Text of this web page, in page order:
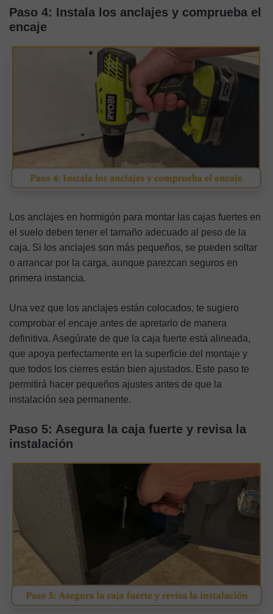
Paso 4: Instala los anclajes y comprueba el
encaje
Los anclajes en hormigón para montar las cajas fuertes en
el suelo deben tener el tamaño adecuado al peso de la
caja. Si los anclajes son más pequeños, se pueden soltar
o arrancar por la carga, aunque parezcan seguros en
primera instancia.
Una vez que los anclajes están colocados, te sugiero
comprobar el encaje antes de apretarlo de manera
definitiva. Asegúrate de que la caja fuerte está alineada,
que apoya perfectamente en la superficie del montaje y
que todos los cierres están bien ajustados. Este paso te
permitirá hacer pequeños ajustes antes de que la
instalación sea permanente.
Paso 5: Asegura la caja fuerte y revisa la
instalación